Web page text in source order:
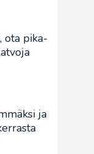
ota pika-
ja